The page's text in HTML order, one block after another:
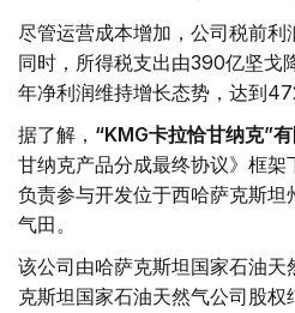
尽管运营成本增加，公司税前
同时，所得税支出由390亿坚戈
年净利润维持增长态势，达到
据了解， “KMG卡拉恰甘纳克”
甘纳克产品分成最终协议》框架
负责参与开发位于西哈萨克斯
气田。
该公司由哈萨克斯坦国家石油
克斯坦国家石油天然气公司股